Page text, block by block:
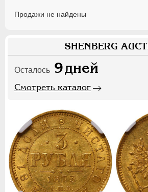
Продажи не найдены
SHENBERG
Осталось 9дней
Смотреть каталог